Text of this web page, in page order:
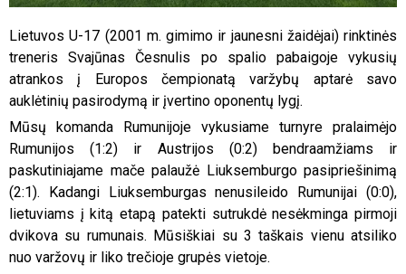
Lietuvos U-17 (2001 m. gimimo ir jaunesni žaidėjai) rinktinės
treneris Svajūnas Česnulis po spalio pabaigoje vykusių
atrankos į Europos čempionatą varžybų aptarė savo
auklėtinių pasirodymą ir įvertino oponentų lygį.
Mūsų komanda Rumunijoje vykusiame turnyre pralaimėjo
Rumunijos (1:2) ir Austrijos (0:2) bendraamžiams ir
paskutiniajame mače palaužė Liuksemburgo pasipriešinimą
(2:1). Kadangi Liuksemburgas nenusileido Rumunijai (0:0),
lietuviams į kitą etapą patekti sutrukdė nesėkminga pirmoji
dvikova su rumunais. Mūsiškiai su 3 taškais vienu atsiliko
nuo varžovų ir liko trečioje grupės vietoje.